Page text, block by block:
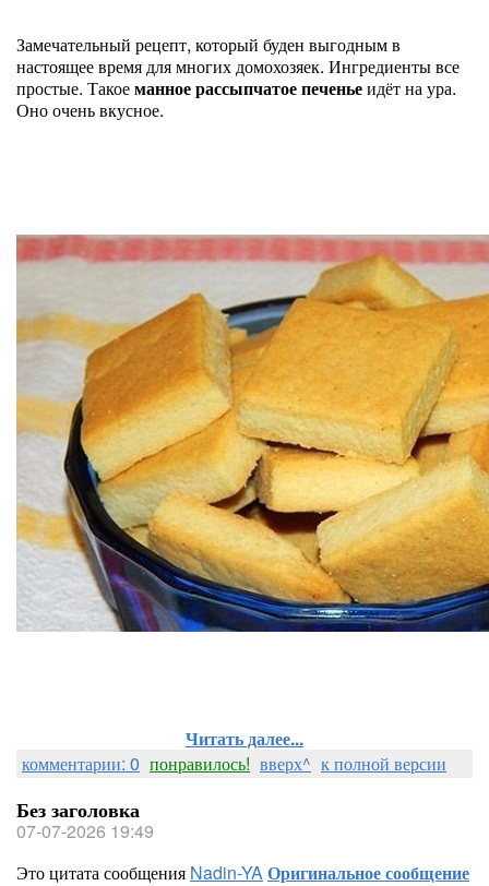
Замечательный рецепт, который буден выгодным в
настоящее время для многих домохозяек. Ингредиенты все
простые. Такоеманное рассыпчатое печеньеидёт на ура.
Оно очень вкусное.
Читать далее...
комментарии: 0 понравилось! вверх^ к полной версии
Без заголовка
07-07-2026 19:49
Это цитата сообщения Nadin-YAОригинальное сообщение